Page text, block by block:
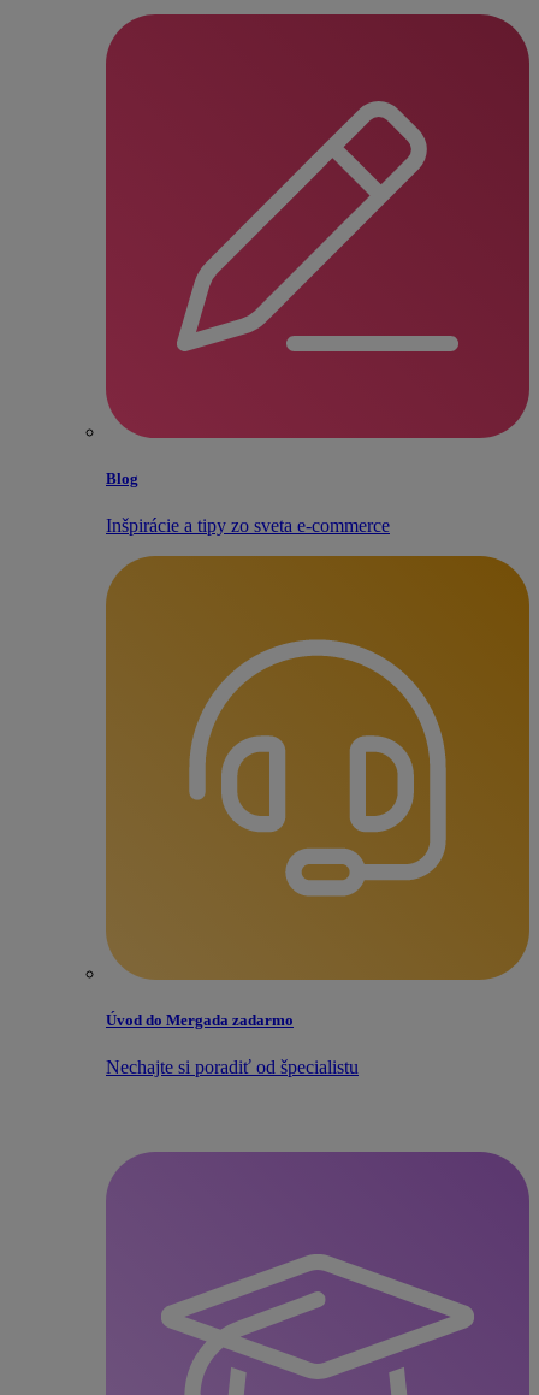
Blog
Inšpirácie a tipy zo sveta e‑commerce
Úvod do Mergada zadarmo
Nechajte si poradiť od špecialistu